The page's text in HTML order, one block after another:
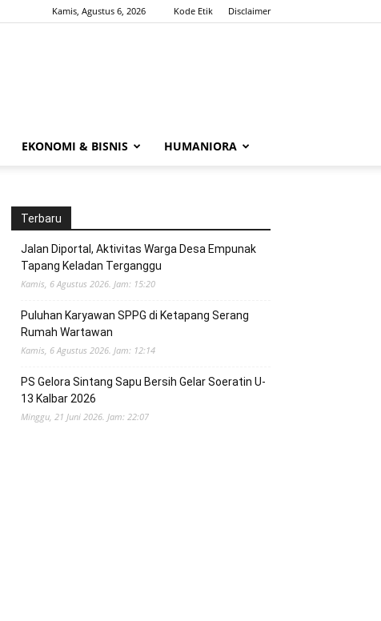
Kamis, Agustus 6, 2026 Kode Etik Disclaimer
EKONOMI & BISNIS HUMANIORA
Terbaru
Jalan Diportal, Aktivitas Warga Desa Empunak
Tapang Keladan Terganggu
Kamis, 6 Agustus 2026. Jam: 15:20
Puluhan Karyawan SPPG di Ketapang Serang
Rumah Wartawan
Kamis, 6 Agustus 2026. Jam: 12:14
PS Gelora Sintang Sapu Bersih Gelar Soeratin U-
13 Kalbar 2026
Minggu, 21 Juni 2026. Jam: 22:07